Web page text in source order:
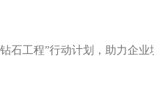
工程”行动计划，助力企业